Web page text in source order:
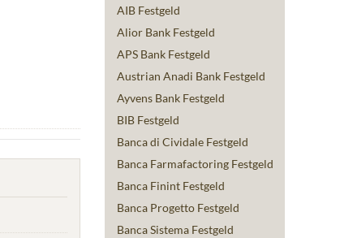
AIB Festgeld
Alior Bank Festgeld
APS Bank Festgeld
Austrian Anadi Bank Festgeld
Ayvens Bank Festgeld
BIB Festgeld
Banca di Cividale Festgeld
Banca Farmafactoring Festgeld
Banca Finint Festgeld
Banca Progetto Festgeld
Banca Sistema Festgeld